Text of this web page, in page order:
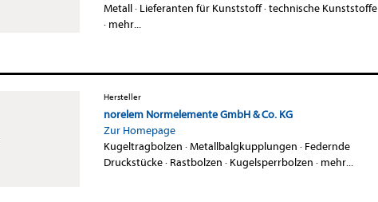
Metall· Lieferanten für Kunststoff·technische Kunststoffe
· mehr...
Hersteller
norelem Normelemente GmbH & Co. KG
Zur Homepage
Kugeltragbolzen ·Metallbalgkupplungen · Federnde
Druckstücke· Rastbolzen · Kugelsperrbolzen · mehr...